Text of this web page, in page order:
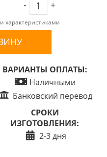
- +
характеристиками
ВАРИАНТЫ ОПЛАТЫ:
Наличными
Банковский перевод
СРОКИ
ИЗГОТОВЛЕНИЯ:
2-3 дня